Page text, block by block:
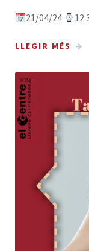
21/04/24
LLEGIR MÉS